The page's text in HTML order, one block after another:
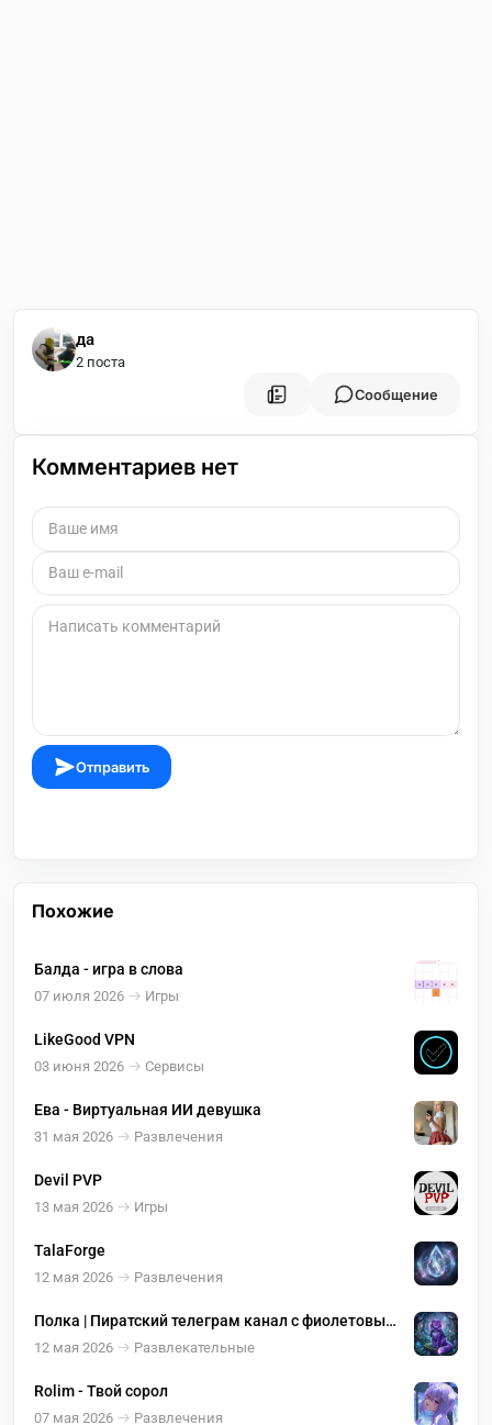
да
2 поста
Сообщение
Комментариев нет
Отправить
Похожие
Балда - игра в слова
07 июля 2026 Игры
LikeGood VPN
03 июня 2026 Сервисы
Ева - Виртуальная ИИ девушка
31 мая 2026 Развлечения
Devil PVP
13 мая 2026 Игры
TalaForge
12 мая 2026 Развлечения
Полка | Пиратский телеграм канал с фиолетовым
котиком на аватарке | Аудиокниги
12 мая 2026 Развлекательные
Rolim - Твой сорол
07 мая 2026 Развлечения